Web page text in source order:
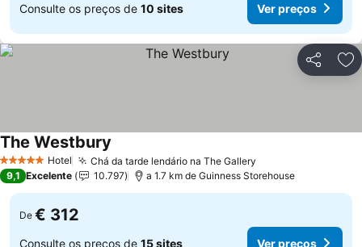
Consulte os preços de 10 sites Ver preços
Partilhar
5 Estrelas Hotel Chá da tarde lendário na The Gallery
The Westbury
9,1 Excelente 10.797 a 1.7 km de Guinness Storehouse
De € 312
Consulte os preços de 15 sites Ver preços